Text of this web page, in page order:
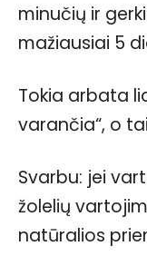
minučių ir
mažiausiai 5
Tokia arbata
varančia“, o
Svarbu: jei
žolelių
natūralios